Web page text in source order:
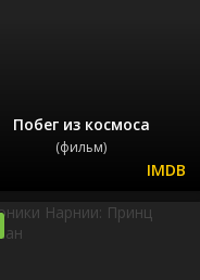
Побег из космоса
(фильм)